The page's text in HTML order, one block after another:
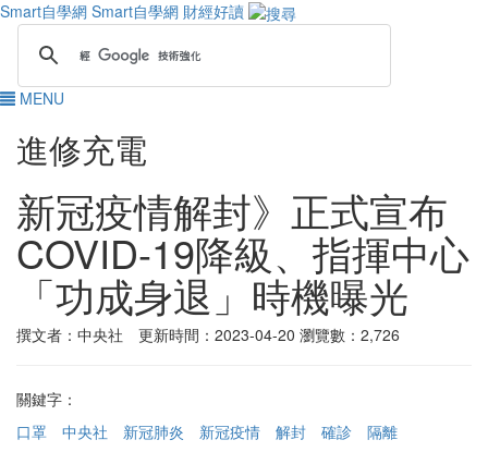
Smart自學網 Smart自學網 財經好讀
MENU
進修充電
新冠疫情解封》正式宣布
COVID-19降級、指揮中心
「功成身退」時機曝光
撰文者：中央社 更新時間：2023-04-20 瀏覽數：2,726
關鍵字：
口罩
中央社 新冠肺炎 新冠疫情 解封 確診
隔離